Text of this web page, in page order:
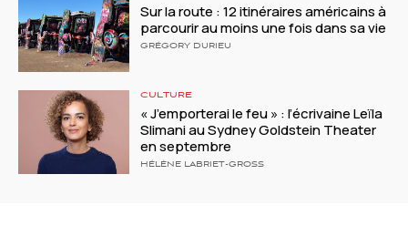
Sur la route : 12 itinéraires américains à
parcourir au moins une fois dans sa vie
GRÉGORY DURIEU
CULTURE
« J’emporterai le feu » : l’écrivaine Leïla
Slimani au Sydney Goldstein Theater
en septembre
HÉLÈNE LABRIET-GROSS